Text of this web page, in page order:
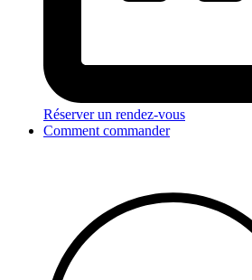
Réserver un rendez-vous
Comment commander